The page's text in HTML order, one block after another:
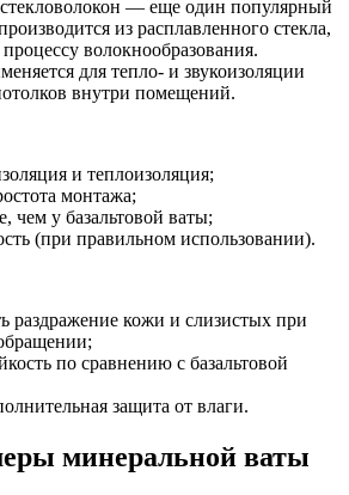
— еще один популярный
из расплавленного стекла,
процессу волокнообразования.
для тепло- и звукоизоляции
внутри помещений.
и теплоизоляция;
монтажа;
чем у базальтовой ваты;
(при правильном использовании).
раздражение кожи и слизистых при
по сравнению с базальтовой
защита от влаги.
минеральной ваты